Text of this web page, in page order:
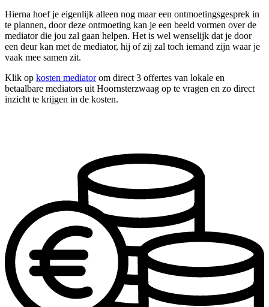
Hierna hoef je eigenlijk alleen nog maar een ontmoetingsgesprek in
te plannen, door deze ontmoeting kan je een beeld vormen over de
mediator die jou zal gaan helpen. Het is wel wenselijk dat je door
een deur kan met de mediator, hij of zij zal toch iemand zijn waar je
vaak mee samen zit.
Klik op kosten mediatorom direct 3 offertes van lokale en
betaalbare mediators uit Hoornsterzwaag op te vragen en zo direct
inzicht te krijgen in de kosten.